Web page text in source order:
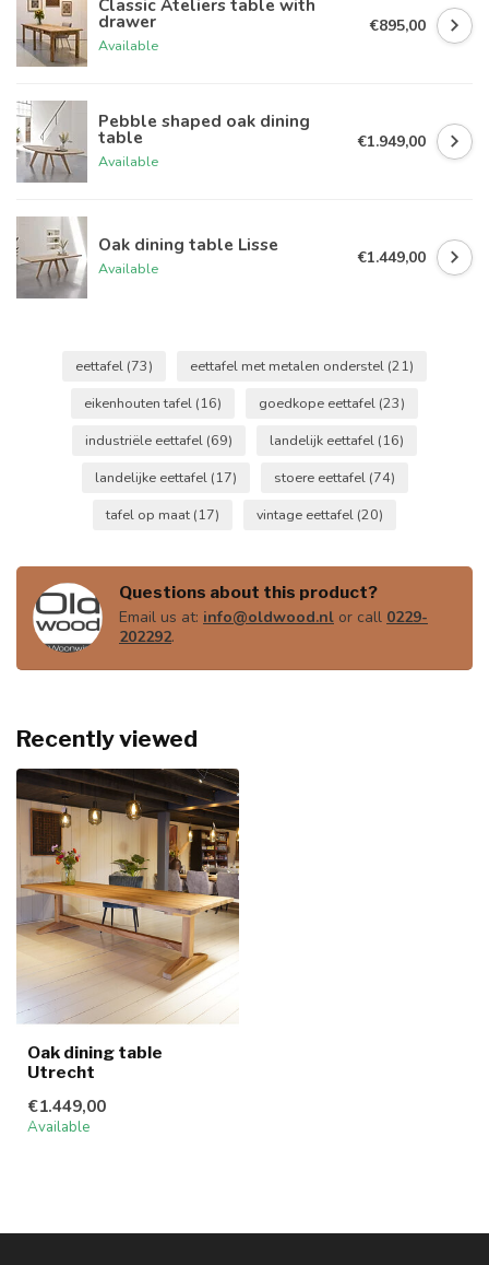
Classic Ateliers table with
drawer
Available
€895,00
Pebble shaped oak dining
table
Available
€1.949,00
Oak dining table Lisse
Available
€1.449,00
eettafel (73) eettafel met metalen onderstel (21)
eikenhouten tafel (16) goedkope eettafel (23)
industriële eettafel (69) landelijk eettafel (16)
landelijke eettafel (17) stoere eettafel (74)
tafel op maat (17) vintage eettafel (20)
Questions about this product?
Email us at: info@oldwood.nl or call 0229-
202292.
Recently viewed
Oak dining table
Utrecht
€1.449,00
Available